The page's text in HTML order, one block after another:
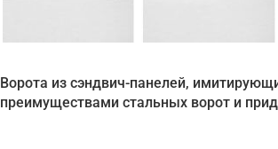
Ворота из сэндвич-панелей,
преимуществами стальных ворот и